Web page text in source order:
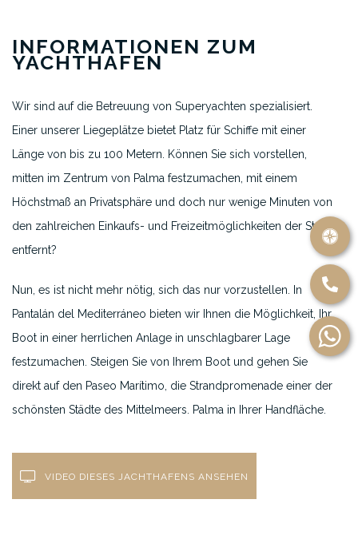
INFORMATIONEN ZUM
YACHTHAFEN
Wir sind auf die Betreuung von Superyachten spezialisiert.
Einer unserer Liegeplätze bietet Platz für Schiffe mit einer
Länge von bis zu 100 Metern. Können Sie sich vorstellen,
mitten im Zentrum von Palma festzumachen, mit einem
Höchstmaß an Privatsphäre und doch nur wenige Minuten von
den zahlreichen Einkaufs- und Freizeitmöglichkeiten der Stadt
entfernt?
Nun, es ist nicht mehr nötig, sich das nur vorzustellen. In
Pantalán del Mediterráneo bieten wir Ihnen die Möglichkeit, Ihr
Boot in einer herrlichen Anlage in unschlagbarer Lage
festzumachen. Steigen Sie von Ihrem Boot und gehen Sie
direkt auf den Paseo Marítimo, die Strandpromenade einer der
schönsten Städte des Mittelmeers. Palma in Ihrer Handfläche.
VIDEO DIESES JACHTHAFENS ANSEHEN